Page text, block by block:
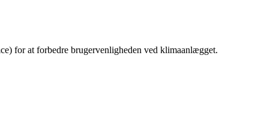
for at forbedre brugervenligheden ved klimaanlægget.